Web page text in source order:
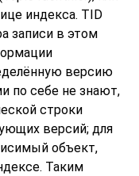
индекса. TID
записи в этом
версию
по себе не знают,
строки
версий; для
объект,
Таким